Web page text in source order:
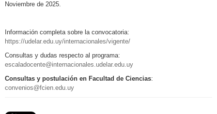
Noviembre de 2025.
Información completa sobre la convocatoria:
https://udelar.edu.uy/internacionales/vigente/
Consultas y dudas respecto al programa:
escaladocente@internacionales.udelar.edu.uy
Consultas y postulación en Facultad de Ciencias:
convenios@fcien.edu.uy